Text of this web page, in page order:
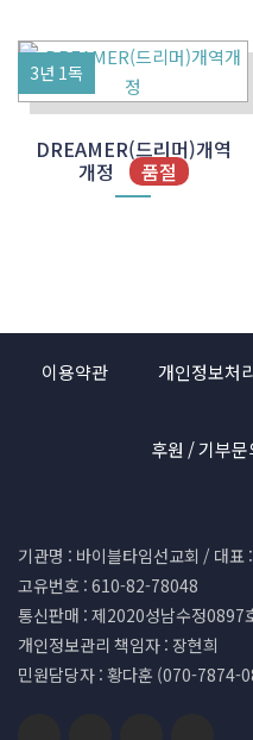
3년 1독
DREAMER(드리머)개역
개정 품절
이용약관 개인정보처
후원 / 기부문
기관명 : 바이블타임선교회 / 대표
고유번호 : 610-82-78048
통신판매 : 제2020성남수정0897
개인정보관리 책임자 : 장현희
민원담당자 : 황다훈 (070-7874-